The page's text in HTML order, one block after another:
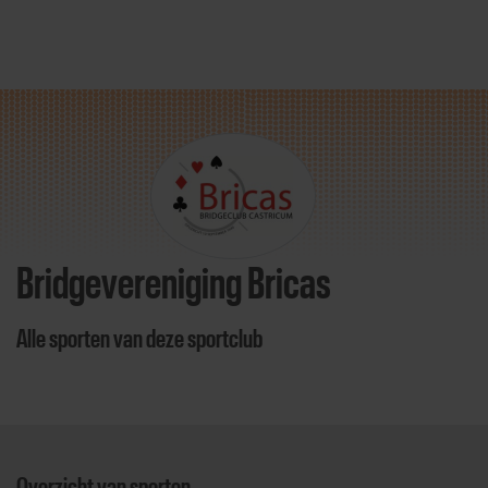
Direct door naar content
Bridgevereniging Bricas
Alle sporten van deze sportclub